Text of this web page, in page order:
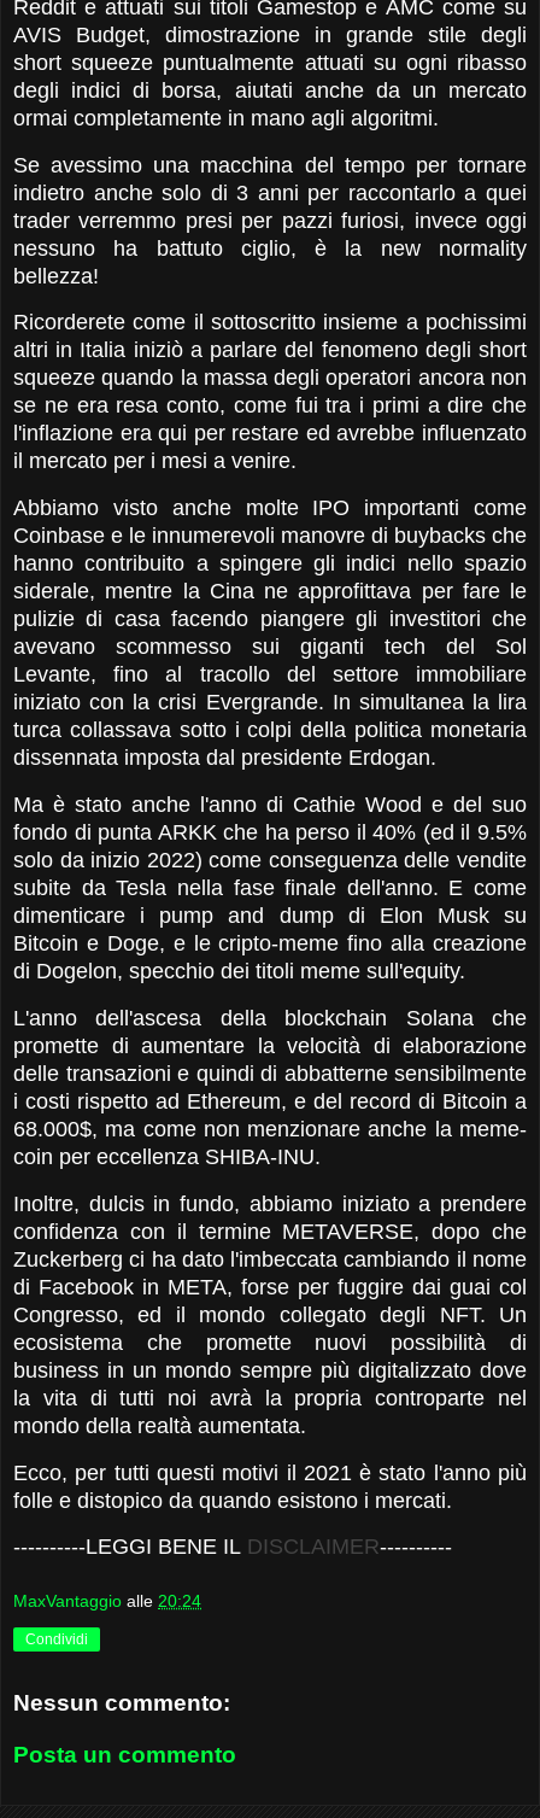
Reddit e attuati sui titoli Gamestop e AMC come su
AVIS Budget, dimostrazione in grande stile degli
short squeeze puntualmente attuati su ogni ribasso
degli indici di borsa, aiutati anche da un mercato
ormai completamente in mano agli algoritmi.
Se avessimo una macchina del tempo per tornare
indietro anche solo di 3 anni per raccontarlo a quei
trader verremmo presi per pazzi furiosi, invece oggi
nessuno ha battuto ciglio, è la new normality
bellezza!
Ricorderete come il sottoscritto insieme a pochissimi
altri in Italia iniziò a parlare del fenomeno degli short
squeeze quando la massa degli operatori ancora non
se ne era resa conto, come fui tra i primi a dire che
l'inflazione era qui per restare ed avrebbe influenzato
il mercato per i mesi a venire.
Abbiamo visto anche molte IPO importanti come
Coinbase e le innumerevoli manovre di buybacks che
hanno contribuito a spingere gli indici nello spazio
siderale, mentre la Cina ne approfittava per fare le
pulizie di casa facendo piangere gli investitori che
avevano scommesso sui giganti tech del Sol
Levante, fino al tracollo del settore immobiliare
iniziato con la crisi Evergrande. In simultanea la lira
turca collassava sotto i colpi della politica monetaria
dissennata imposta dal presidente Erdogan.
Ma è stato anche l'anno di Cathie Wood e del suo
fondo di punta ARKK che ha perso il 40% (ed il 9.5%
solo da inizio 2022) come conseguenza delle vendite
subite da Tesla nella fase finale dell'anno. E come
dimenticare i pump and dump di Elon Musk su
Bitcoin e Doge, e le cripto-meme fino alla creazione
di Dogelon, specchio dei titoli meme sull'equity.
L'anno dell'ascesa della blockchain Solana che
promette di aumentare la velocità di elaborazione
delle transazioni e quindi di abbatterne sensibilmente
i costi rispetto ad Ethereum, e del record di Bitcoin a
68.000$, ma come non menzionare anche la meme-
coin per eccellenza SHIBA-INU.
Inoltre, dulcis in fundo, abbiamo iniziato a prendere
confidenza con il termine METAVERSE, dopo che
Zuckerberg ci ha dato l'imbeccata cambiando il nome
di Facebook in META, forse per fuggire dai guai col
Congresso, ed il mondo collegato degli NFT. Un
ecosistema che promette nuovi possibilità di
business in un mondo sempre più digitalizzato dove
la vita di tutti noi avrà la propria controparte nel
mondo della realtà aumentata.
Ecco, per tutti questi motivi il 2021 è stato l'anno più
folle e distopico da quando esistono i mercati.
----------LEGGI BENE IL DISCLAIMER----------
MaxVantaggio alle 20:24
Condividi
Nessun commento:
Posta un commento